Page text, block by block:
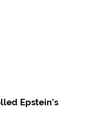
Epstein’s